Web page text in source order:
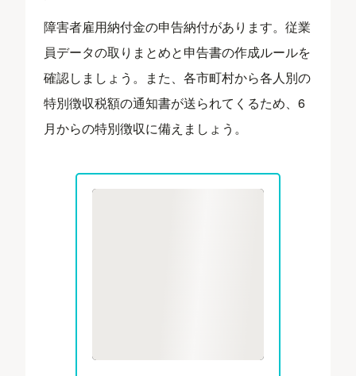
障害者雇用納付金の申告納付があります。従業
員データの取りまとめと申告書の作成ルールを
確認しましょう。また、各市町村から各人別の
特別徴収税額の通知書が送られてくるため、6
月からの特別徴収に備えましょう。